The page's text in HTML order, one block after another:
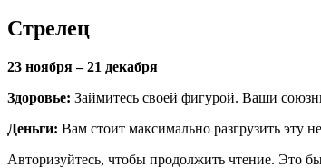
Стрелец
23 ноября – 21 декабря
Здоровье: Займитесь своей фигурой. Ваши
Деньги: Вам стоит максимально разгрузить эту
Авторизуйтесь, чтобы продолжить чтение. Это